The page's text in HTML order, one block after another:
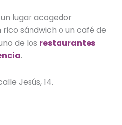
lugar acogedor
sándwich o un café de
de los restaurantes
.
Jesús, 14.